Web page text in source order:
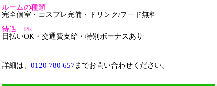
ルームの種類
完全個室・コスプレ完備・ドリンク/フード無料
待遇・PR
日払いOK・交通費支給・特別ボーナスあり
詳細は、0120-780-657 までお問い合わせください。